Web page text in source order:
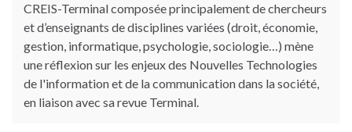
CREIS-Terminal composée principalement de chercheurs
et d’enseignants de disciplines variées (droit, économie,
gestion, informatique, psychologie, sociologie…) mène
une réflexion sur les enjeux des Nouvelles Technologies
de l'information et de la communication dans la société,
en liaison avec sa revue Terminal.